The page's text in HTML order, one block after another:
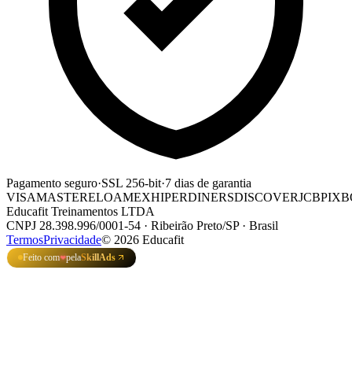
Pagamento seguro·SSL 256-bit·7 dias de garantia
VISAMASTERELOAMEXHIPERDINERSDISCOVERJCBPIX
Educafit Treinamentos LTDA
CNPJ 28.398.996/0001-54 · Ribeirão Preto/SP · Brasil
TermosPrivacidade© 2026 Educafit
Feito com❤pelaSkillAds